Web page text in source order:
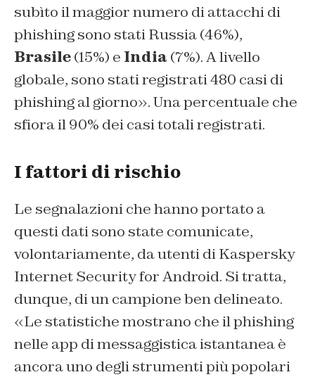
subìto il maggior numero di attacchi di
phishing sono stati Russia (46%),
Brasile(15%) e India (7%). A livello
globale, sono stati registrati 480 casi di
phishing al giorno». Una percentuale che
sfiora il 90% dei casi totali registrati.
I fattori di rischio
Le segnalazioni che hanno portato a
questi dati sono state comunicate,
volontariamente, da utenti di Kaspersky
Internet Security for Android. Si tratta,
dunque, di un campione ben delineato.
«Le statistiche mostrano che il phishing
nelle app di messaggistica istantanea è
ancora uno degli strumenti più popolari